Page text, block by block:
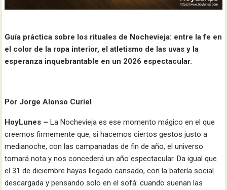
Guía práctica sobre los rituales de Nochevieja: entre la fe en
el color de la ropa interior, el atletismo de las uvas y la
esperanza inquebrantable en un 2026 espectacular.
Por Jorge Alonso Curiel
HoyLunes –La Nochevieja es ese momento mágico en el que
creemos firmemente que, si hacemos ciertos gestos justo a
medianoche, con las campanadas de fin de año, el universo
tomará nota y nos concederá un año espectacular. Da igual que
el 31 de diciembre hayas llegado cansado, con la batería social
descargada y pensando solo en el sofá: cuando suenan las